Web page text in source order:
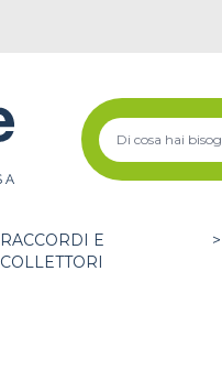
RACCORDI E
COLLETTORI
>